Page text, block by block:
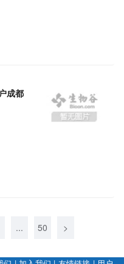
成都
... 50 >